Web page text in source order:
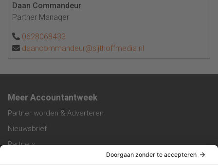
Daan Commandeur
Partner Manager
0628068433
daancommandeur@sijthoffmedia.nl
Meer Accountantweek
Partner worden & Adverteren
Nieuwsbrief
Partners